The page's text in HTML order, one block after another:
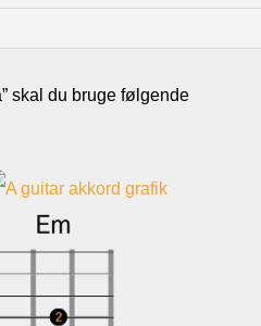
skal du bruge følgende